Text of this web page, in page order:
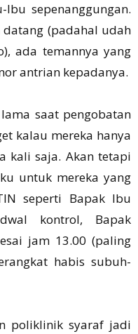
sepenanggungan.
datang (padahal udah
ada temannya yang
antrian kepadanya.
saat pengobatan
kalau mereka hanya
kali saja. Akan tetapi
untuk mereka yang
seperti Bapak Ibu
kontrol, Bapak
jam 13.00 (paling
habis subuh-
poliklinik syaraf jadi